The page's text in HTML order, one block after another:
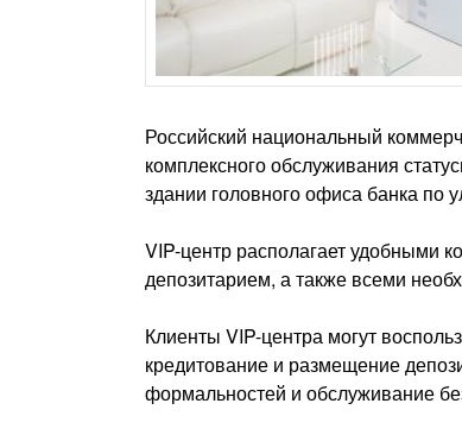
Российский национальный
комплексного обслуживания
здании головного офиса банка по
VIP-центр располагает удобными
депозитарием, а также всеми
Клиенты VIP-центра могут
кредитование и размещение
формальностей и обслуживание